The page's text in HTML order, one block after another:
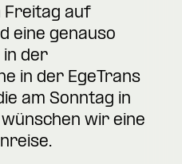
Freitag auf
eine genauso
in der
in der EgeTrans
am Sonntag in
wir eine